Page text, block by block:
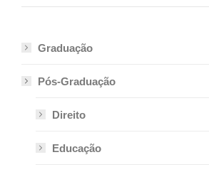
Graduação
Pós-Graduação
Direito
Educação